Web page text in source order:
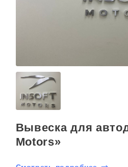
Вывеска для
Motors»